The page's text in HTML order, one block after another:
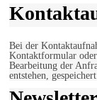
Bei der
Kontaktformular
Bearbeitung der
entstehen,